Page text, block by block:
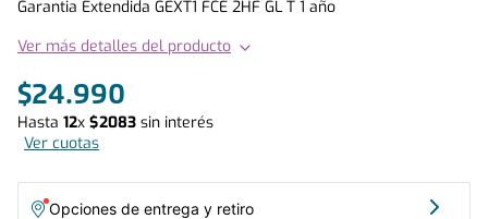
Garantia Extendida GEXT1 FCE 2HF GL T 1 año
Ver más detalles del producto
$24.990
Hasta 12x $2083 sin interés
Ver cuotas
Opciones de entrega y retiro